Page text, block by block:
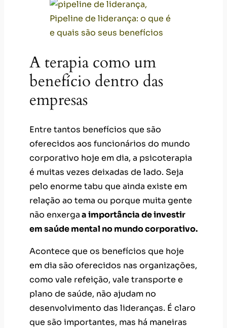
A terapia como um
benefício dentro das
empresas
Entre tantos benefícios que são
oferecidos aos funcionários do mundo
corporativo hoje em dia, a psicoterapia
é muitas vezes deixadas de lado. Seja
pelo enorme tabu que ainda existe em
relação ao tema ou porque muita gente
não enxergaa importância de investir
em saúde mental no mundo corporativo.
Acontece que os benefícios que hoje
em dia são oferecidos nas organizações,
como vale refeição, vale transporte e
plano de saúde, não ajudam no
desenvolvimento das lideranças. É claro
que são importantes, mas há maneiras